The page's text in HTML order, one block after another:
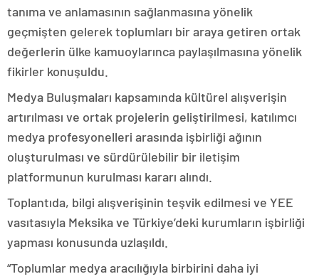
tanıma ve anlamasının sağlanmasına yönelik
geçmişten gelerek toplumları bir araya getiren ortak
değerlerin ülke kamuoylarınca paylaşılmasına yönelik
fikirler konuşuldu.
Medya Buluşmaları kapsamında kültürel alışverişin
artırılması ve ortak projelerin geliştirilmesi, katılımcı
medya profesyonelleri arasında işbirliği ağının
oluşturulması ve sürdürülebilir bir iletişim
platformunun kurulması kararı alındı.
Toplantıda, bilgi alışverişinin teşvik edilmesi ve YEE
vasıtasıyla Meksika ve Türkiye’deki kurumların işbirliği
yapması konusunda uzlaşıldı.
“Toplumlar medya aracılığıyla birbirini daha iyi